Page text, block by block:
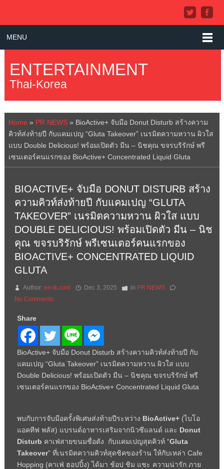
MENU
ENTERTAINMENT
Thai-Korea
Home » PR NEWS» BioActive+ จับมือ Donut Disturb สร้างความ
คิวท์ส่งท้ายปี กับแคมเปญ “Gluta Takeover” เนรมิตความหวาน ผิวใส
แบบ Double Delicious! พร้อมเปิดตัว มีน – นิชคุณ ขจรบริรักษ์ พรี
เซนเตอร์คนแรกของ BioActive+ Concentrated Liquid Gluta
BIOACTIVE+ จับมือ DONUT DISTURB สร้าง
ความคิวท์ส่งท้ายปี กับแคมเปญ “GLUTA
TAKEOVER” เนรมิตความหวาน ผิวใส แบบ
DOUBLE DELICIOUS! พร้อมเปิดตัว มีน – นิช
คุณ ขจรบริรักษ์ พรีเซนเตอร์คนแรกของ
BIOACTIVE+ CONCENTRATED LIQUID
GLUTA
Author: en-tk.com Dec 3, 2025 in PR NEWS
No Comments
Share
BioActive+ จับมือ Donut Disturb สร้างความคิวท์ส่งท้ายปี กับ
แคมเปญ “Gluta Takeover” เนรมิตความหวาน ผิวใส แบบ
Double Delicious! พร้อมเปิดตัว มีน – นิชคุณ ขจรบริรักษ์ พรี
เซนเตอร์คนแรกของ BioActive+ Concentrated Liquid Gluta
พบกับการจับมือครั้งพิเศษส่งท้ายปีระหว่าง BioActive+(ไบโอ
แอคทีฟ พลัส) แบรนด์อาหารเสริมจากนิวซีแลนด์ และ Donut
Disturb คาเฟ่สายขนมชื่อดัง กับแคมเปญสุดคิวท์ “Gluta
Takeover” ที่เนรมิตความคิวท์สุดชิคของร้าน ให้กับเหล่า Cafe
Hopping (คาเฟ่ ฮอปปิ้ง) ได้มา ช้อป ชิม แชะ ความน่ารัก ภาย